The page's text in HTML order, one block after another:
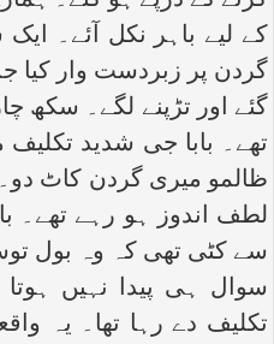
کے لیے باہر نکل آئے۔
گردن پر زبردست وار کیا
گئے اور تڑپنے لگے۔ سکھ
تھے۔ بابا جی شدید
ظالمو میری گردن کاٹ
لطف اندوز ہو رہے
سے کٹی تھی کہ وہ بول
سوال ہی پیدا نہیں
تکلیف دے رہا تھا۔ یہ